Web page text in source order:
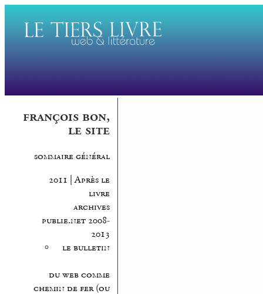
françois bon,
le site
sommaire général
2011 | Après le
livre
archives
publie.net 2008-
2013
le bulletin
du web comme
chemin de fer (ou